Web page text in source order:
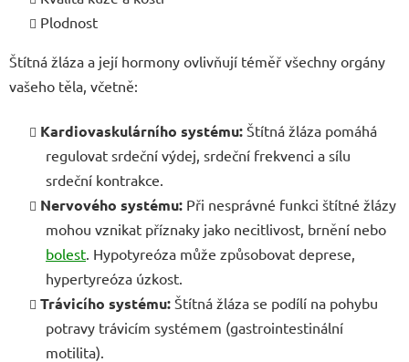
Plodnost
Štítná žláza a její hormony ovlivňují téměř všechny orgány
vašeho těla, včetně:
Kardiovaskulárního systému: Štítná žláza pomáhá
regulovat srdeční výdej, srdeční frekvenci a sílu
srdeční kontrakce.
Nervového systému: Při nesprávné funkci štítné žlázy
mohou vznikat příznaky jako necitlivost, brnění nebo
bolest . Hypotyreóza může způsobovat deprese,
hypertyreóza úzkost.
Trávicího systému: Štítná žláza se podílí na pohybu
potravy trávicím systémem (gastrointestinální
motilita).